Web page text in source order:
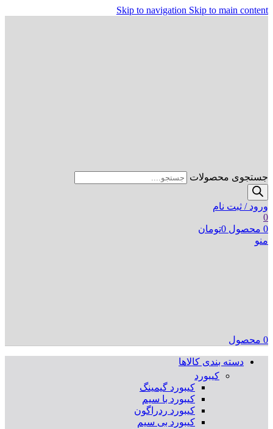
Skip to navigation Skip to main content
جستجوی محصولات
ورود / ثبت نام
0
0 محصول 0تومان
منو
0 محصول
دسته بندی کالاها
کیبورد
کیبورد گیمینگ
کیبورد با سیم
کیبورد ردراگون
کیبورد بی سیم